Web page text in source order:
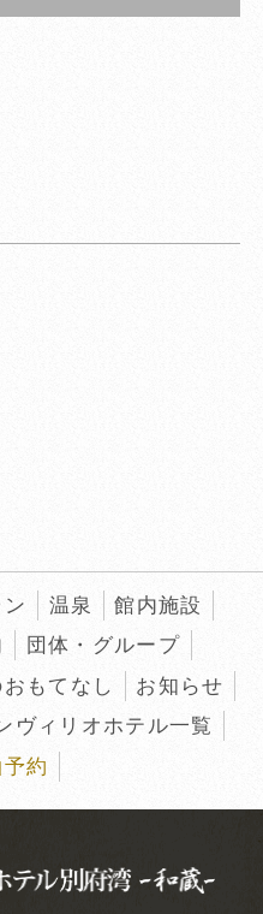
温泉
館内施設
団体・グループ
もてなし
お知らせ
ヴィリオホテル一覧
約
「航空券＋宿泊プラ